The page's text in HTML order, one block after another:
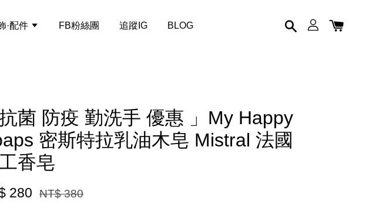
·配件 FB粉絲團 追蹤IG BLOG
抗菌 防疫 勤洗手 優惠 」My Happy
密斯特拉乳油木皂 Mistral 法國
香皂
280 NT$ 380